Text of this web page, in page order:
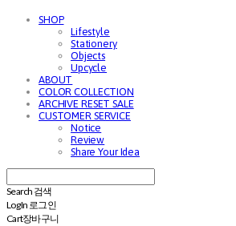
SHOP
Lifestyle
Stationery
Objects
Upcycle
ABOUT
COLOR COLLECTION
ARCHIVE RESET SALE
CUSTOMER SERVICE
Notice
Review
Share Your Idea
Search 검색
Log In 로그인
Cart장바구니